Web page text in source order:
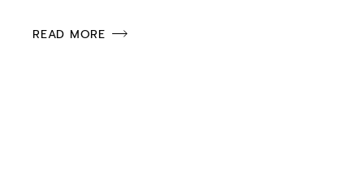
READ MORE